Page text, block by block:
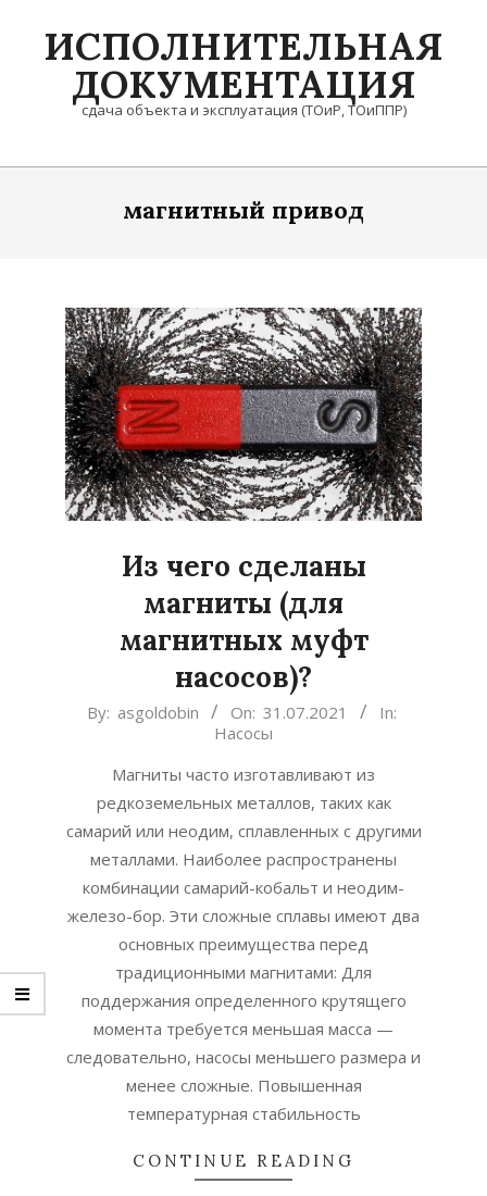
ИСПОЛНИТЕЛЬНАЯ
ДОКУМЕНТАЦИЯ
сдача объекта и эксплуатация (ТОиР, ТОиППР)
Primary
магнитный привод
Из чего сделаны
магниты (для
магнитных муфт
насосов)?
2021-
By: asgoldobin On: 31.07.2021
In:
Насосы
Магниты часто изготавливают из
редкоземельных металлов, таких как
самарий или неодим, сплавленных с другими
металлами. Наиболее распространены
комбинации самарий-кобальт и неодим-
железо-бор. Эти сложные сплавы имеют два
основных преимущества перед
традиционными магнитами: Для
поддержания определенного крутящего
момента требуется меньшая масса —
следовательно, насосы меньшего размера и
менее сложные. Повышенная
температурная стабильность
CONTINUE READING